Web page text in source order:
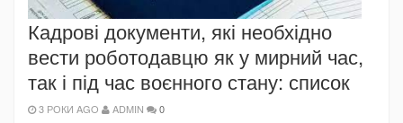
Кадрові документи, які необхідно
вести роботодавцю як у мирний час,
так і під час воєнного стану: список
3 РОКИ AGO ADMIN 0